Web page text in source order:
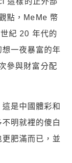
點，MeMe 幣
紀 20 年代的
一夜暴富的年
參與財富分配
是中國體彩和
明就裡的傻白
肥滿而已，並